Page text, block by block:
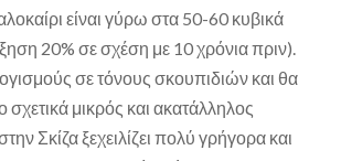
είναι γύρω στα 50-60 κυβικά
20% σε σχέση με 10 χρόνια πριν).
σε τόνους σκουπιδιών και θα
σχετικά μικρός και ακατάλληλος
Σκίζα ξεχειλίζει πολύ γρήγορα και